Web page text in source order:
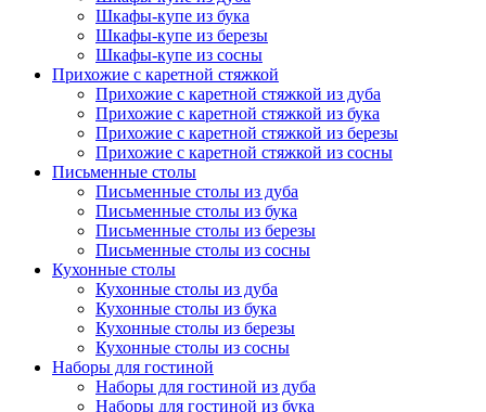
Шкафы-купе из бука
Шкафы-купе из березы
Шкафы-купе из сосны
Прихожие с каретной стяжкой
Прихожие с каретной стяжкой из дуба
Прихожие с каретной стяжкой из бука
Прихожие с каретной стяжкой из березы
Прихожие с каретной стяжкой из сосны
Письменные столы
Письменные столы из дуба
Письменные столы из бука
Письменные столы из березы
Письменные столы из сосны
Кухонные столы
Кухонные столы из дуба
Кухонные столы из бука
Кухонные столы из березы
Кухонные столы из сосны
Наборы для гостиной
Наборы для гостиной из дуба
Наборы для гостиной из бука